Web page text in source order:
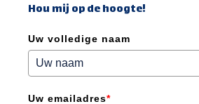
Hou mij op de hoogte!
Uw volledige naam
Uw emailadres*